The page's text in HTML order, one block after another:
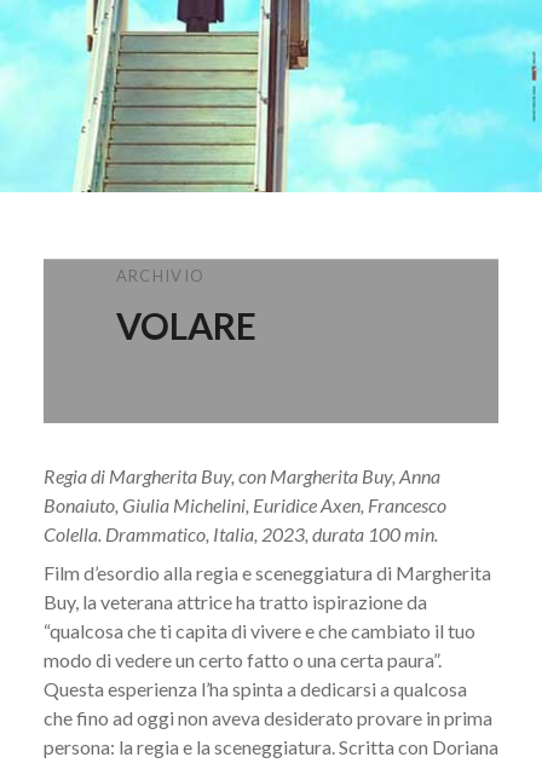
ARCHIVIO
VOLARE
Regia di Margherita Buy, con Margherita Buy, Anna
Bonaiuto, Giulia Michelini, Euridice Axen, Francesco
Colella. Drammatico, Italia, 2023, durata 100 min.
Film d’esordio alla regia e sceneggiatura di Margherita
Buy, la veterana attrice ha tratto ispirazione da
“qualcosa che ti capita di vivere e che cambiato il tuo
modo di vedere un certo fatto o una certa paura”.
Questa esperienza l’ha spinta a dedicarsi a qualcosa
che fino ad oggi non aveva desiderato provare in prima
persona: la regia e la sceneggiatura. Scritta con Doriana